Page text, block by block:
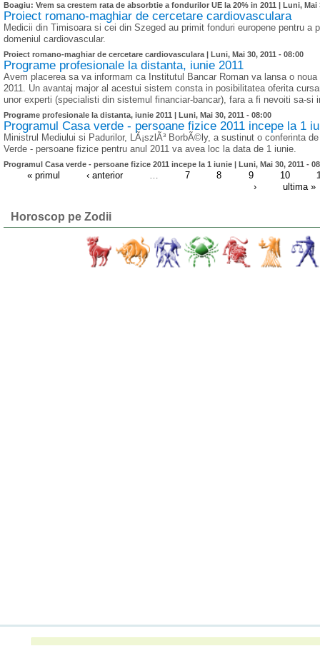
Boagiu: Vrem sa crestem rata de absorbtie a fondurilor UE la 20% in 2011 | Luni, Mai
Proiect romano-maghiar de cercetare cardiovasculara
Medicii din Timisoara si cei din Szeged au primit fonduri europene pentru a
domeniul cardiovascular.
Proiect romano-maghiar de cercetare cardiovasculara | Luni, Mai 30, 2011 - 08:00
Programe profesionale la distanta, iunie 2011
Avem placerea sa va informam ca Institutul Bancar Roman va lansa o
2011. Un avantaj major al acestui sistem consta in posibilitatea oferita
unor experti (specialisti din sistemul financiar-bancar), fara a fi nevoiti sa-si
Programe profesionale la distanta, iunie 2011 | Luni, Mai 30, 2011 - 08:00
Programul Casa verde - persoane fizice 2011 incepe la 1
Ministrul Mediului si Padurilor, LÃ¡szlÃ³ BorbÃ©ly, a sustinut o conferinta
Verde - persoane fizice pentru anul 2011 va avea loc la data de 1 iunie.
Programul Casa verde - persoane fizice 2011 incepe la 1 iunie | Luni, Mai 30, 2011 -
« primul ‹ anterior … 7 8 9 10
›
ultima »
Horoscop pe Zodii